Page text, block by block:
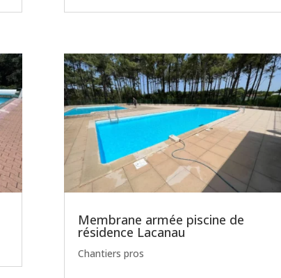
Membrane armée piscine de
résidence Lacanau
Chantiers pros